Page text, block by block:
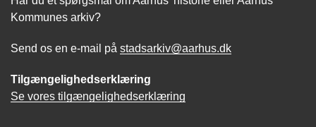
Kommunes arkiv?
Send os en e-mail på stadsarkiv@aarhus.dk
Tilgængelighedserklæring
Se vores tilgængelighedserklæring